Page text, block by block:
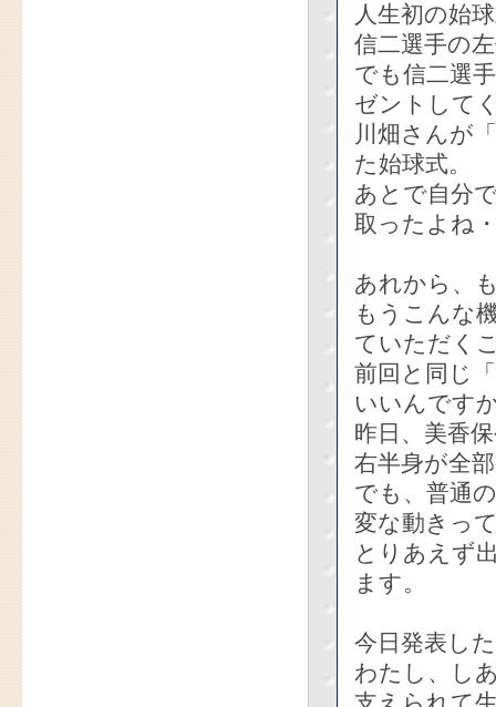
人生初の始
信二選手の
でも信二選
ゼントして
川畑さんが
た始球式。
あとで自分
取ったよね
あれから、
もうこんな
ていただく
前回と同じ
いいんです
昨日、美香
右半身が全
でも、普通
変な動きっ
とりあえず
ます。
今日発表し
わたし、し